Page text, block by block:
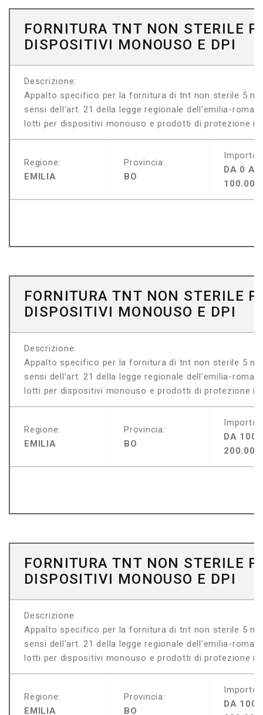
FORNITURA TNT NON STERILE
DISPOSITIVI MONOUSO E DPI
Descrizione:
Appalto specifico per la fornitura di tnt non sterile 5
sensi dell'art. 21 della legge regionale dell'emilia-
lotti per dispositivi monouso e prodotti di protezione
Regione:
EMILIA
Provincia:
BO
Importo:
DA 0 A
100.000
FORNITURA TNT NON STERILE
DISPOSITIVI MONOUSO E DPI
Descrizione:
Appalto specifico per la fornitura di tnt non sterile 5
sensi dell'art. 21 della legge regionale dell'emilia-
lotti per dispositivi monouso e prodotti di protezione
Regione:
EMILIA
Provincia:
BO
Importo:
DA
200.000
FORNITURA TNT NON STERILE
DISPOSITIVI MONOUSO E DPI
Descrizione:
Appalto specifico per la fornitura di tnt non sterile 5
sensi dell'art. 21 della legge regionale dell'emilia-
lotti per dispositivi monouso e prodotti di protezione
Regione:
EMILIA
Provincia:
BO
Importo:
DA